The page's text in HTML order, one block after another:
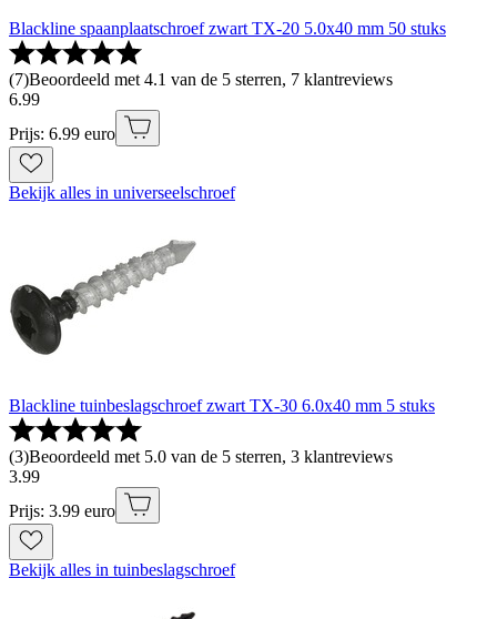
Blackline spaanplaatschroef zwart TX-20 5.0x40 mm 50 stuks
(7)Beoordeeld met 4.1 van de 5 sterren, 7 klantreviews
6.99
Prijs: 6.99 euro
Bekijk alles in universeelschroef
Blackline tuinbeslagschroef zwart TX-30 6.0x40 mm 5 stuks
(3)Beoordeeld met 5.0 van de 5 sterren, 3 klantreviews
3.99
Prijs: 3.99 euro
Bekijk alles in tuinbeslagschroef